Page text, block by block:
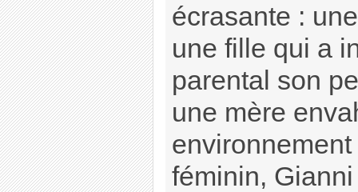
écrasante :
une fille qui a
parental son
une mère
féminin, Gianni